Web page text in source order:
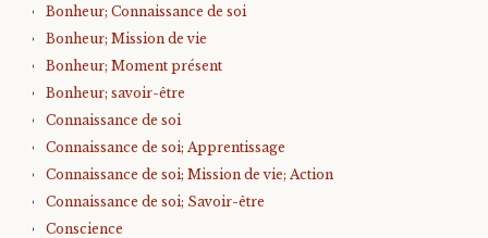
Bonheur; Connaissance de soi
Bonheur; Mission de vie
Bonheur; Moment présent
Bonheur; savoir-être
Connaissance de soi
Connaissance de soi; Apprentissage
Connaissance de soi; Mission de vie; Action
Connaissance de soi; Savoir-être
Conscience